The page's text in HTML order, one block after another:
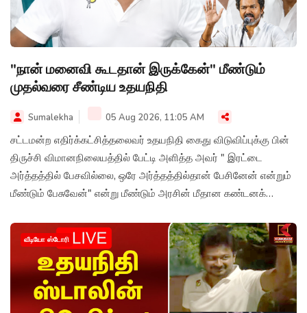
"நான் மனைவி கூடதான் இருக்கேன்" மீண்டும்
முதல்வரை சீண்டிய உதயநிதி
Sumalekha 05 Aug 2026, 11:05 AM
சட்டமன்ற எதிர்க்கட்சித்தலைவர் உதயநிதி கைது விடுவிப்புக்கு பின்
திருச்சி விமானநிலையத்தில் பேட்டி அளித்த அவர் " இரட்டை
அர்த்தத்தில் பேசவில்லை, ஒரே அர்த்தத்தில்தான் பேசினேன் என்றும்
மீண்டும் பேசுவேன்" என்று மீண்டும் அரசின் மீதான கண்டனக்
வீடியோ ஸ்டோரி